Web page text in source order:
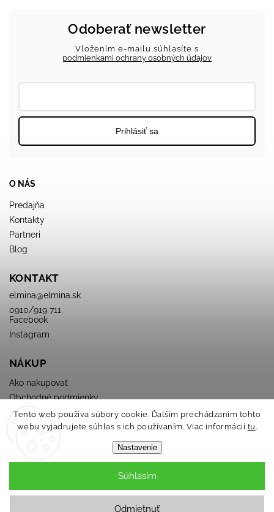
Tento web používa súbory cookie. Ďalším prechádzaním tohto
webu vyjadrujete súhlas s ich používaním. Viac informácií tu.
Nastavenie
Odmietnuť
Súhlasím
O NÁS
Predajňa
Kontakty
Partneri
Blog
KONTAKT
elmina@elmina.sk
0910/919 711
Facebook
Instagram
NÁKUP
Ako nakupovať
Obchodné podmienky
Podmienky ochrany osobných údajov
Odoberať newsletter
Vložením e-mailu súhlasíte s
podmienkami ochrany osobných údajov
Prihlásiť sa
Copyright 2026ELMINA. Všetky práva vyhradené.